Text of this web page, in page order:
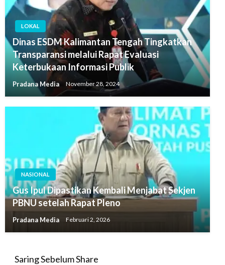
LOKAL
Dinas ESDM Kalimantan Tengah Tingkatkan
Transparansi melalui Rapat Evaluasi
Keterbukaan Informasi Publik
Pradana Media November 28, 2024
NASIONAL
Gus Ipul Dipastikan Kembali Menjabat Sekjen
PBNU setelah Rapat Pleno
Pradana Media Februari 2, 2026
Saring Sebelum Share